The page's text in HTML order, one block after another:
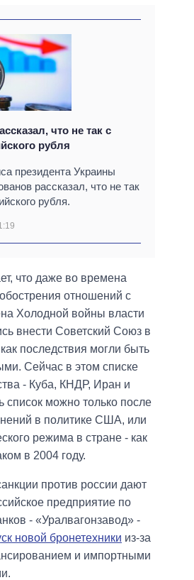
что не так с
рубля
президента Украины
рассказал, что не так
рубля.
что даже во времена
отношений с
Холодной войны власти
внести Советский Союз в
как последствия могли быть
Сейчас в этом списке
- Куба, КНДР, Иран и
список можно только после
в политике США, или
режима в стране - как
в 2004 году.
против россии дают
предприятие по
- «Уралвагонзавод» -
новой бронетехники из-за
и импортными